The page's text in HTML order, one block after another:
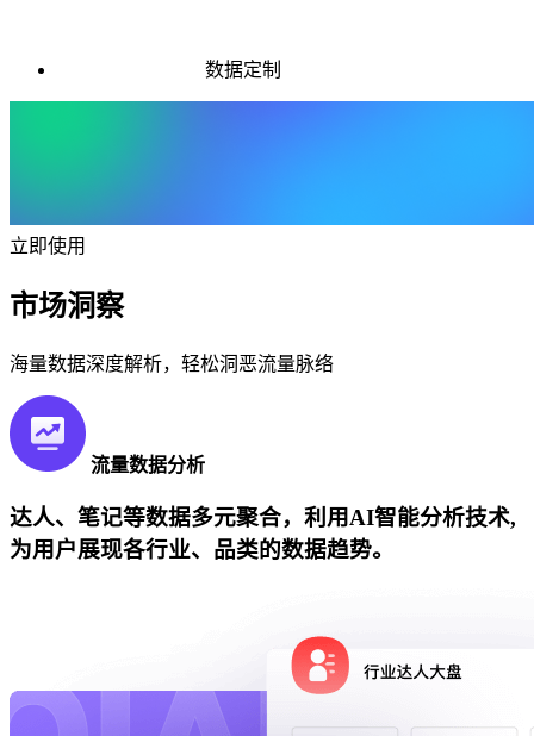
数据定制
立即使用
市场洞察
海量数据深度解析，轻松洞恶流量脉络
流量数据分析
达人、笔记等数据多元聚合，利用AI智能分析技术,
为用户展现各行业、品类的数据趋势。